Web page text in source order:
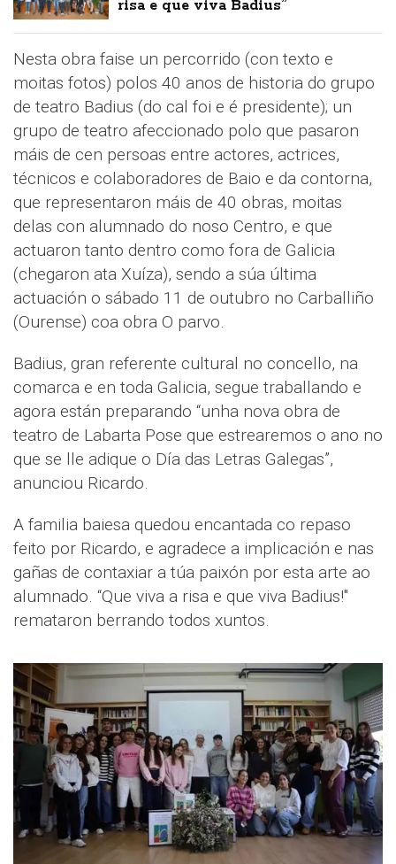
risa e que viva Badius”
Nesta obra faise un percorrido (con texto e
moitas fotos) polos 40 anos de historia do grupo
de teatro Badius (do cal foi e é presidente); un
grupo de teatro afeccionado polo que pasaron
máis de cen persoas entre actores, actrices,
técnicos e colaboradores de Baio e da contorna,
que representaron máis de 40 obras, moitas
delas con alumnado do noso Centro, e que
actuaron tanto dentro como fora de Galicia
(chegaron ata Xuíza), sendo a súa última
actuación o sábado 11 de outubro no Carballiño
(Ourense) coa obra O parvo.
Badius, gran referente cultural no concello, na
comarca e en toda Galicia, segue traballando e
agora están preparando “unha nova obra de
teatro de Labarta Pose que estrearemos o ano no
que se lle adique o Día das Letras Galegas”,
anunciou Ricardo.
A familia baiesa quedou encantada co repaso
feito por Ricardo, e agradece a implicación e nas
gañas de contaxiar a túa paixón por esta arte ao
alumnado. “Que viva a risa e que viva Badius!"
remataron berrando todos xuntos.